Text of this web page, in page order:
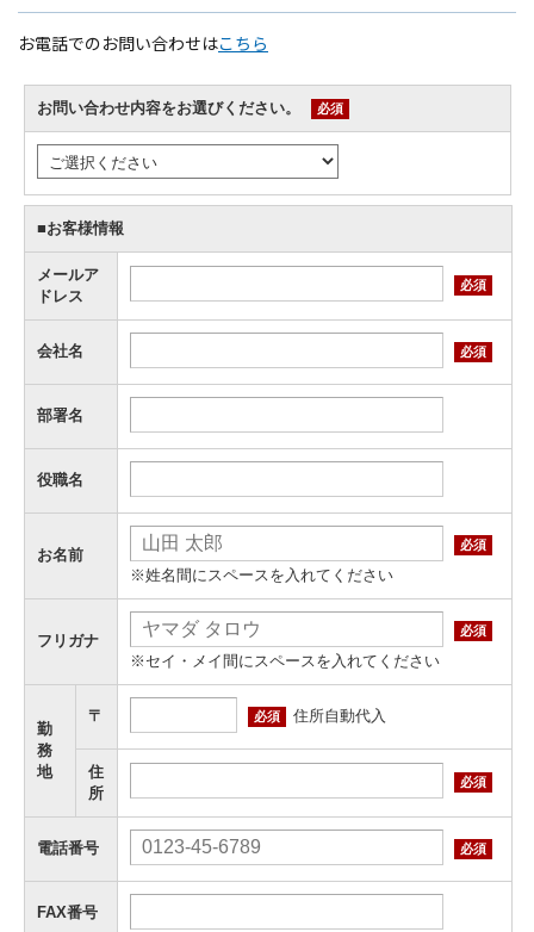
お電話でのお問い合わせはこちら
お問い合わせ内容をお選びください。 必須
■お客様情報
メールア
ドレス
必須
会社名 必須
部署名
役職名
お名前
必須
※姓名間にスペースを入れてください
フリガナ
必須
※セイ・メイ間にスペースを入れてください
勤
務
地
〒 必須 住所自動代入
住
所
必須
電話番号 必須
FAX番号